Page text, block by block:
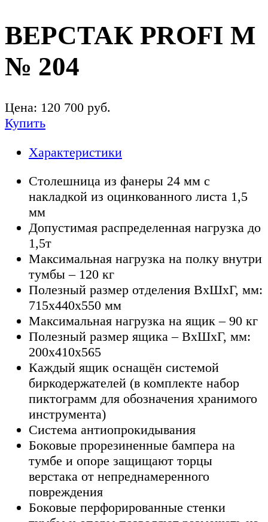
ВЕРСТАК PROFI M
№ 204
Цена: 120 700 руб.
Купить
Характеристики
Столешница из фанеры 24 мм с
накладкой из оцинкованного листа 1,5
мм
Допустимая распределенная нагрузка до
1,5т
Максимальная нагрузка на полку внутри
тумбы – 120 кг
Полезный размер отделения ВхШхГ, мм:
715х440х550 мм
Максимальная нагрузка на ящик – 90 кг
Полезный размер ящика – ВхШхГ, мм:
200х410х565
Каждый ящик оснащён системой
биркодержателей (в комплекте набор
пиктограмм для обозначения хранимого
инструмента)
Система антиопрокидывания
Боковые прорезиненные бампера на
тумбе и опоре защищают торцы
верстака от непреднамеренного
повреждения
Боковые перфорированные стенки